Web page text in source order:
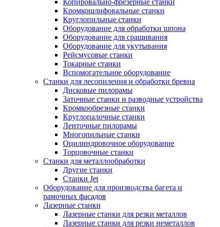
Кромкошлифовальные станки
Круглопильные станки
Оборудование для обработки шпона
Оборудование для сращивания
Оборудование для укутывания
Рейсмусовые станки
Токарные станки
Вспомогательное оборудование
Станки для лесопиления и обработки бревна
Дисковые пилорамы
Заточные станки и разводные устройства
Кромкообрезные станки
Круглопалочные станки
Ленточные пилорамы
Многопильные станки
Оцилиндровочное оборудование
Торцовочные станки
Станки для металлообработки
Другие станки
Станки Jet
Оборудование для производства багета и
рамочных фасадов
Лазерные станки
Лазерные станки для резки металлов
Лазерные станки для резки неметаллов